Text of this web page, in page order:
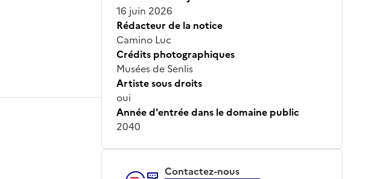
16 juin 2026
Rédacteur de la notice
Camino Luc
Crédits photographiques
Musées de Senlis
Artiste sous droits
oui
Année d'entrée dans le domaine public
2040
Contactez-nous